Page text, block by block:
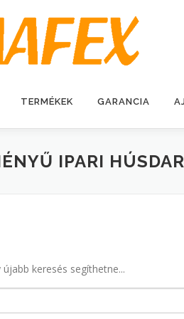
TERMÉKEK GARANCIA
IPARI
keresés segíthetne...